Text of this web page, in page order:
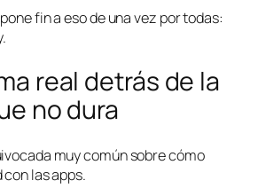
fin a eso de una vez por todas:
real detrás de la
no dura
muy común sobre cómo
las apps.